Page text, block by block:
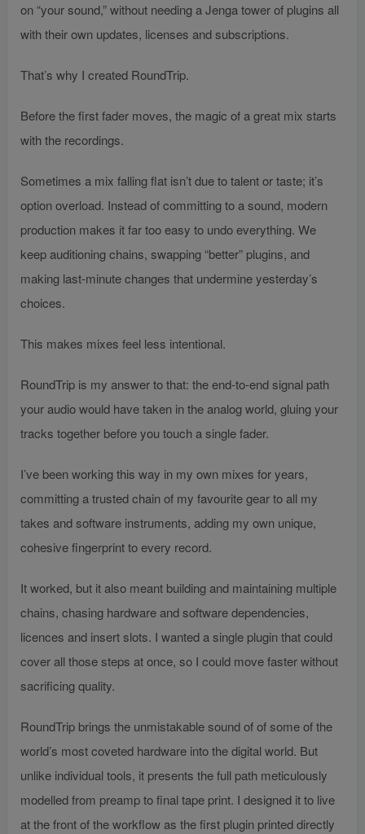
on “your sound,” without needing a Jenga tower of plugins all
with their own updates, licenses and subscriptions.
That’s why I created RoundTrip.
Before the first fader moves, the magic of a great mix starts
with the recordings.
Sometimes a mix falling flat isn’t due to talent or taste; it’s
option overload. Instead of committing to a sound, modern
production makes it far too easy to undo everything. We
keep auditioning chains, swapping “better” plugins, and
making last-minute changes that undermine yesterday’s
choices.
This makes mixes feel less intentional.
RoundTrip is my answer to that: the end-to-end signal path
your audio would have taken in the analog world, gluing your
tracks together before you touch a single fader.
I’ve been working this way in my own mixes for years,
committing a trusted chain of my favourite gear to all my
takes and software instruments, adding my own unique,
cohesive fingerprint to every record.
It worked, but it also meant building and maintaining multiple
chains, chasing hardware and software dependencies,
licences and insert slots. I wanted a single plugin that could
cover all those steps at once, so I could move faster without
sacrificing quality.
RoundTrip brings the unmistakable sound of of some of the
world’s most coveted hardware into the digital world. But
unlike individual tools, it presents the full path meticulously
modelled from preamp to final tape print. I designed it to live
at the front of the workflow as the first plugin printed directly